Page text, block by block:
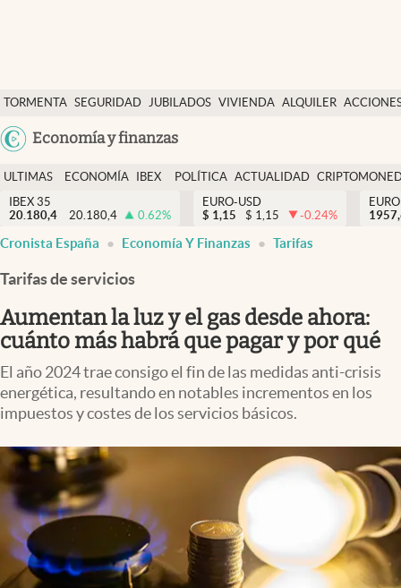
TORMENTA SEGURIDAD JUBILADOS VIVIENDA ALQUILER
Economía y finanzas
Economía y finanzas
Política
Actualidad
Criptomonedas
España
ULTIMAS
NOTICIAS
ECONOMÍA
FINANZAS
IBEX
EURO
POLÍTICA ACTUALIDAD
IBEX 35
20.180,4
20.180,4 0.62%
EURO-USD
$ 1,15 $ 1,15 -0.24%
Cronista España Economía Y Finanzas Tarifas
Tarifas de servicios
Aumentan la luz y el gas desde ahora:
cuánto más habrá que pagar y por qué
El año 2024 trae consigo el fin de las medidas anti-crisis
energética, resultando en notables incrementos en los
impuestos y costes de los servicios básicos.